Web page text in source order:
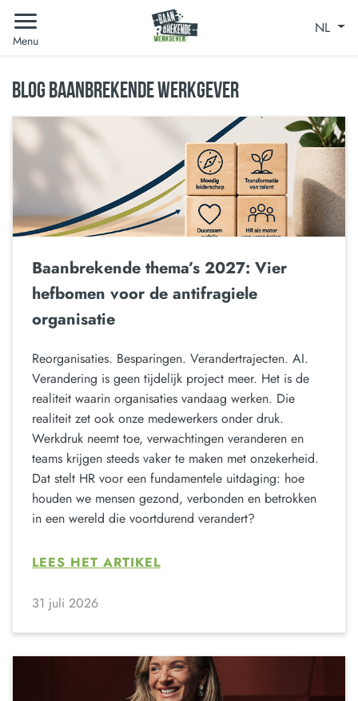
Menu
NL
BLOG BAANBREKENDE WERKGEVER
Baanbrekende thema’s 2027: Vier
hefbomen voor de antifragiele
organisatie
Reorganisaties. Besparingen. Verandertrajecten. AI.
Verandering is geen tijdelijk project meer. Het is de
realiteit waarin organisaties vandaag werken. Die
realiteit zet ook onze medewerkers onder druk.
Werkdruk neemt toe, verwachtingen veranderen en
teams krijgen steeds vaker te maken met onzekerheid.
Dat stelt HR voor een fundamentele uitdaging: hoe
houden we mensen gezond, verbonden en betrokken
in een wereld die voortdurend verandert?
LEES HET ARTIKEL
31 juli 2026